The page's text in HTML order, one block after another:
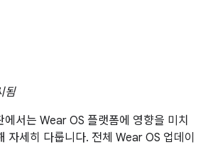
됨
서는 Wear OS 플랫폼에 영향을 미치
자세히 다룹니다. 전체 Wear OS 업데이